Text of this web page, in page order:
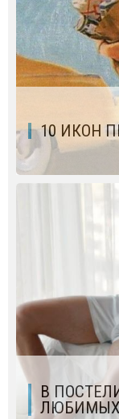
10 ИКОН
В
ЛЮБИМЫХ